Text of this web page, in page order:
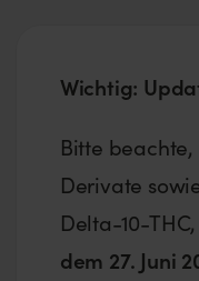
Wichtig:
Bitte beachte,
Derivate
Delta-10-
dem 27. Juni